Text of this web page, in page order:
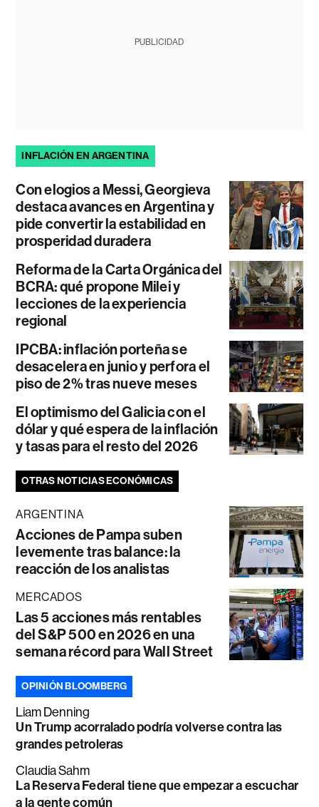
PUBLICIDAD
INFLACIÓN EN ARGENTINA
Con elogios a Messi, Georgieva
destaca avances en Argentina y
pide convertir la estabilidad en
prosperidad duradera
Reforma de la Carta Orgánica del
BCRA: qué propone Milei y
lecciones de la experiencia
regional
IPCBA: inflación porteña se
desacelera en junio y perfora el
piso de 2% tras nueve meses
El optimismo del Galicia con el
dólar y qué espera de la inflación
y tasas para el resto del 2026
OTRAS NOTICIAS ECONÓMICAS
ARGENTINA
Acciones de Pampa suben
levemente tras balance: la
reacción de los analistas
MERCADOS
Las 5 acciones más rentables
del S&P 500 en 2026 en una
semana récord para Wall Street
OPINIÓN BLOOMBERG
Liam Denning
Un Trump acorralado podría volverse contra las
grandes petroleras
Claudia Sahm
La Reserva Federal tiene que empezar a escuchar
a la gente común